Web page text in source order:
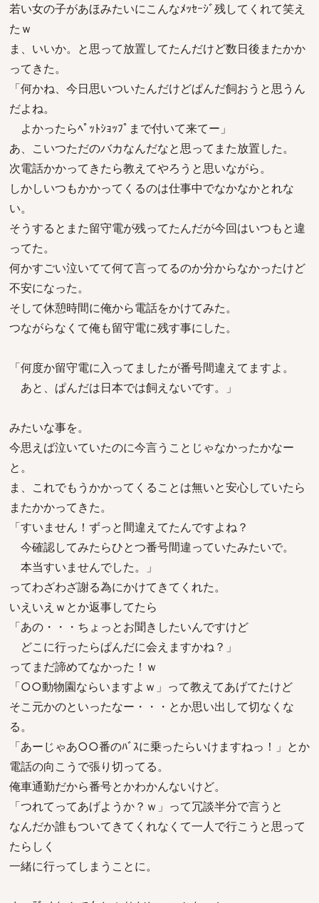
若い女の子があほみたいにこんなﾒｯｾｰｼﾞ残してくれて笑え
たｗ
ま、いいか。と思って放置してたんだけど数日後またかか
ってきた。
「何かね、今日思いついたんだけどぱんだ飼おうと思うん
だよね。
よかったらﾍﾟｯﾄｼｮｯﾌﾟまで付いて来てー」
あ、こいつただのバカなんだなと思ってまた放置した。
次電話かかってきたら教えてやろうと思いながら。
しかしいつもかかってくるのは仕事中でなかなかとれな
い。
そうするとまた留守電が残ってたんだが今回はいつもと違
ってた。
何かすごい泣いてて何て言ってるのか分からなかったけど
不安になった。
そして休憩時間に俺から電話をかけてみた。
つながらなくて俺も留守電に残す事にした。
「何度か留守電に入ってましたが番号間違えてますよ。
あと、ぱんだは日本では飼えないです。」
みたいな事を。
今思えば泣いていたのに今言うことじゃなかったかなー
と。
ま、これでもうかかってくることは無いと安心していたら
またかかってきた。
「すいません！ずっと間違えてたんですよね？
今確認してみたらひとつ番号間違っていたみたいで。
本当すいませんでした。」
ってわざわざ謝る為にかけてきてくれた。
いえいえｗとか返事してたら
「あの・・・ちょっとお聞きしたいんですけど
どこに行ったらぱんだに会えますかね？」
ってまだ諦めてなかった！ｗ
「○○動物園ならいますよｗ」って教えてあげてたけど
そこ元かのといったなー・・・とか思い出して切なくな
る。
「あーじゃあ○○番のﾊﾞｽに乗ったらいけますねっ！」とか
電話の向こうで張り切ってる。
俺車通勤だから番号とかわかんないけど。
「つれてってあげようか？ｗ」って冗談半分で言うと
なんだか誰もついてきてくれなくて一人で行こうと思って
たらしく
一緒に行ってしまうことに。